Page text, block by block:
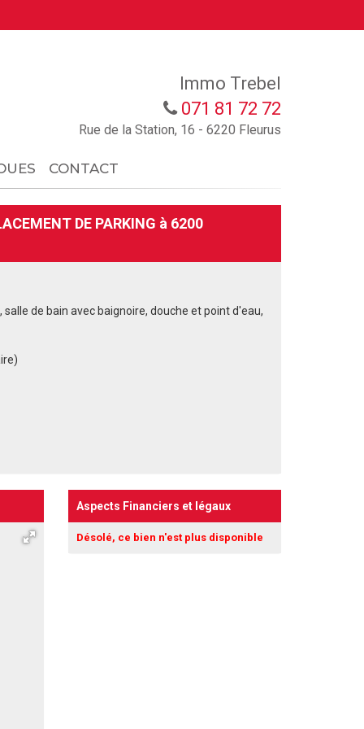
Immo Trebel
071 81 72 72
Rue de la Station, 16 - 6220 Fleurus
CONTACT
DE PARKING à 6200
de bain avec baignoire, douche et point d'eau,
Aspects Financiers et légaux
Désolé, ce bien n'est plus disponible